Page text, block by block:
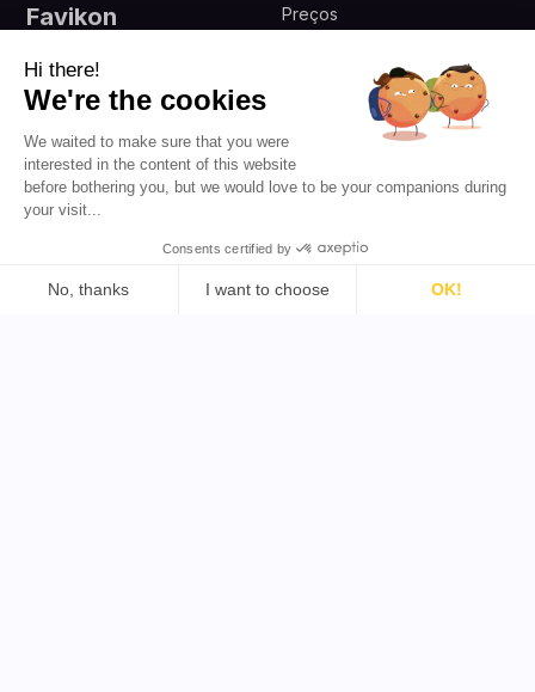
Favikon
marketing de influência
para todos.
PT 🇧🇷
Preços
Legal
Ferramentas
Encontrar Influenciador do
Hi there!
We're the cookies
We waited to make sure that you were
interested in the content of this website
before bothering you, but we would love to be your companions during
your visit...
Consents certified by
No, thanks I want to choose
OK!